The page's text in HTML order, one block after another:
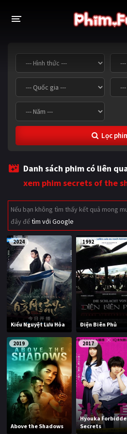
THỂ LOẠI
Thần thoại - Cổ trang
Tâm lý
Võ thuật - Kiếm hiệp
Tội
Viễn tưởng
Tình cảm - Lãng mạn Kỳ
Giật gân
Bí ẩn
Viễn Tây
GameShow
QUỐC GIA
Âu - Mỹ
Hàn Quốc
Ấn Độ Việt
Tổng hợp
CẬP NHẬT
Lọc
Danh sách phim có liên
xem phim secrets of the
Nếu bạn không tìm thấy kết quả mong
đây đểtìm với Google
2024
Kiểu Nguyệt Lưu Hỏa
1992
Điện Biên Phủ
2019
Above the Shadows
2017
Hyouka
Secrets